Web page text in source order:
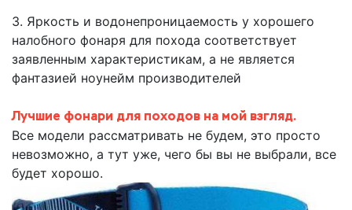
3. Яркость и водонепроницаемость у хорошего
налобного фонаря для похода соответствует
заявленным характеристикам, а не является
фантазией ноунейм производителей
Лучшие фонари для походов на мой взгляд.
Все модели рассматривать не будем, это просто
невозможно, а тут уже, чего бы вы не выбрали, все
будет хорошо.